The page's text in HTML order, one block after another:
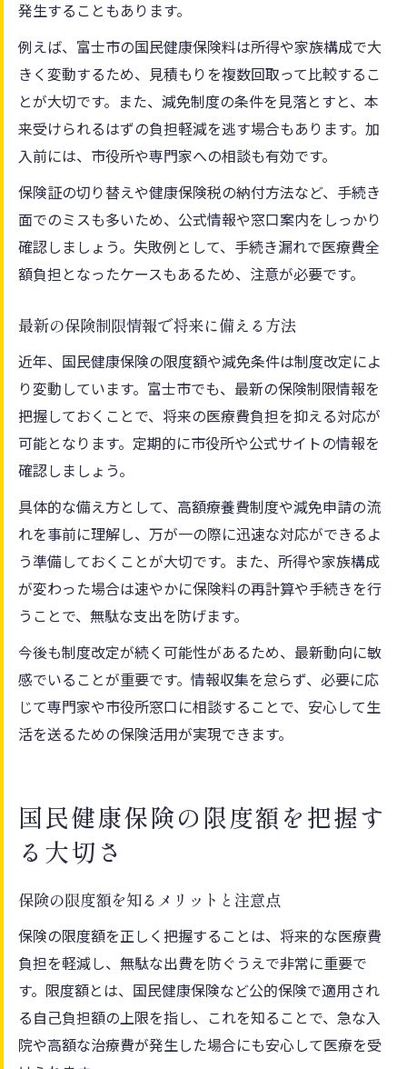
発生することもあります。
例えば、富士市の国民健康保険料は所得や家族構成で大
きく変動するため、見積もりを複数回取って比較するこ
とが大切です。また、減免制度の条件を見落とすと、本
来受けられるはずの負担軽減を逃す場合もあります。加
入前には、市役所や専門家への相談も有効です。
保険証の切り替えや健康保険税の納付方法など、手続き
面でのミスも多いため、公式情報や窓口案内をしっかり
確認しましょう。失敗例として、手続き漏れで医療費全
額負担となったケースもあるため、注意が必要です。
最新の保険制限情報で将来に備える方法
近年、国民健康保険の限度額や減免条件は制度改定によ
り変動しています。富士市でも、最新の保険制限情報を
把握しておくことで、将来の医療費負担を抑える対応が
可能となります。定期的に市役所や公式サイトの情報を
確認しましょう。
具体的な備え方として、高額療養費制度や減免申請の流
れを事前に理解し、万が一の際に迅速な対応ができるよ
う準備しておくことが大切です。また、所得や家族構成
が変わった場合は速やかに保険料の再計算や手続きを行
うことで、無駄な支出を防げます。
今後も制度改定が続く可能性があるため、最新動向に敏
感でいることが重要です。情報収集を怠らず、必要に応
じて専門家や市役所窓口に相談することで、安心して生
活を送るための保険活用が実現できます。
国民健康保険の限度額を把握す
る大切さ
保険の限度額を知るメリットと注意点
保険の限度額を正しく把握することは、将来的な医療費
負担を軽減し、無駄な出費を防ぐうえで非常に重要で
す。限度額とは、国民健康保険など公的保険で適用され
る自己負担額の上限を指し、これを知ることで、急な入
院や高額な治療費が発生した場合にも安心して医療を受